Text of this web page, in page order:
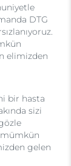
DTG
elimizden
bir hasta
sizi
mümkün
gelen